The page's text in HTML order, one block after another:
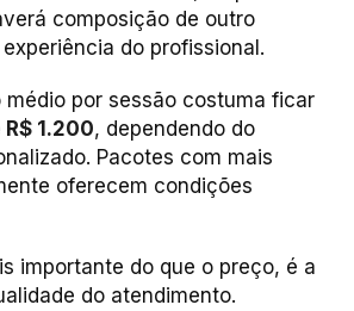
composição de outro
do profissional.
médio por sessão costuma ficar
R$ 1.200, dependendo do
Pacotes com mais
oferecem condições
importante do que o preço, é a
do atendimento.